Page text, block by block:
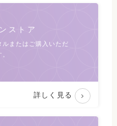
ストア
ルまたは ご購入いただ
詳しく見る